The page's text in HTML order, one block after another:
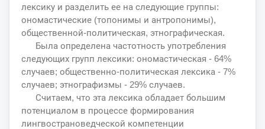
лексику и разделить ее на следующие группы:
ономастические (топонимы и антропонимы),
общественной-политическая, этнографическая.
Была определена частотность употребления
следующих групп лексики: ономастическая - 64%
случаев; общественно-политическая лексика - 7%
случаев; этнографизмы - 29% случаев.
Считаем, что эта лексика обладает большим
потенциалом в процессе формирования
лингвострановедческой компетенции